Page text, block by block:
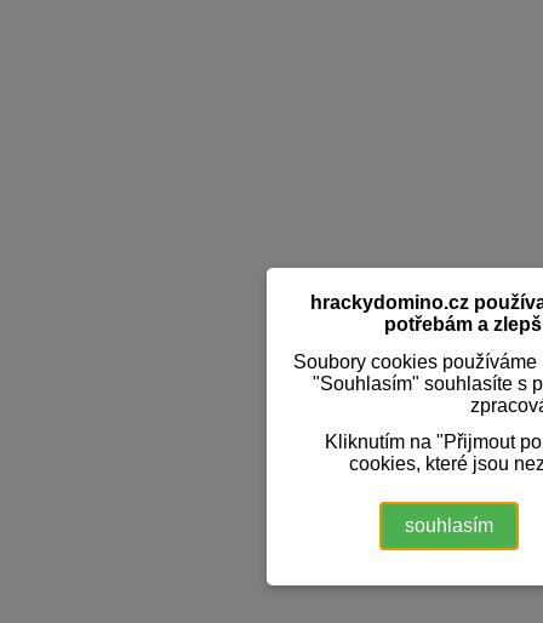
hrackydomino.cz
potřebám a
Soubory cookies
"Souhlasím" souhlasíte s
Kliknutím na "Přijmout
cookies, které jsou
souhlasím